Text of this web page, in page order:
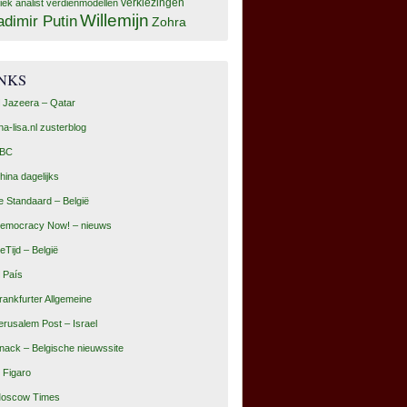
analist verdienmodellen verkiezingen
PutinWillemijn Zohra
Jazeera – Qatar
lisa.nl zusterblog
dagelijks
Standaard – België
Now! – nieuws
– België
País
Allgemeine
Post – Israel
– Belgische nieuwssite
Figaro
Times